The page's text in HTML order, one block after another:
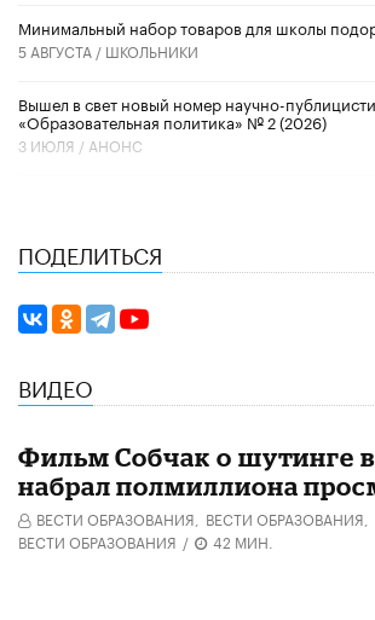
Минимальный набор товаров для школы
5 АВГУСТА / ШКОЛЬНИКИ
Вышел в свет новый номер научно-
«Образовательная политика» № 2 (2026)
3 ИЮЛЯ / АНОНС
ПОДЕЛИТЬСЯ
ВИДЕО
Фильм Собчак о шутинге
набрал полмиллиона
ВЕСТИ ОБРАЗОВАНИЯ, ВЕСТИ ОБРАЗОВАНИЯ,
ВЕСТИ ОБРАЗОВАНИЯ / 42 МИН.